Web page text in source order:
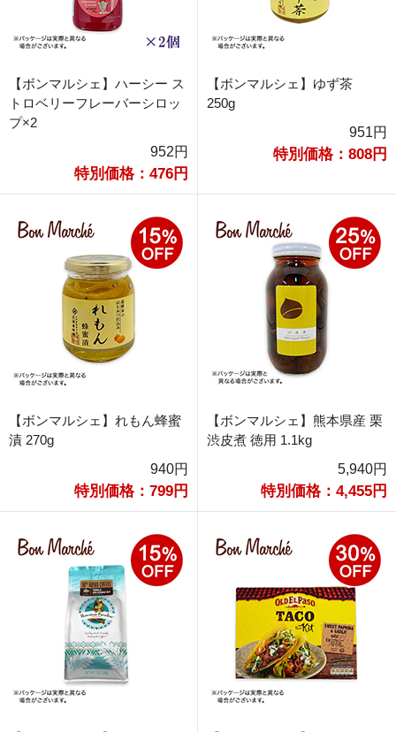
【ボンマルシェ】ハーシー ス
トロベリーフレーバーシロッ
プ×2
952円
特別価格：476円
【ボンマルシェ】ゆず茶
250g
951円
特別価格：808円
【ボンマルシェ】れもん蜂蜜
漬 270g
940円
特別価格：799円
【ボンマルシェ】熊本県産 栗
渋皮煮 徳用 1.1kg
5,940円
特別価格：4,455円